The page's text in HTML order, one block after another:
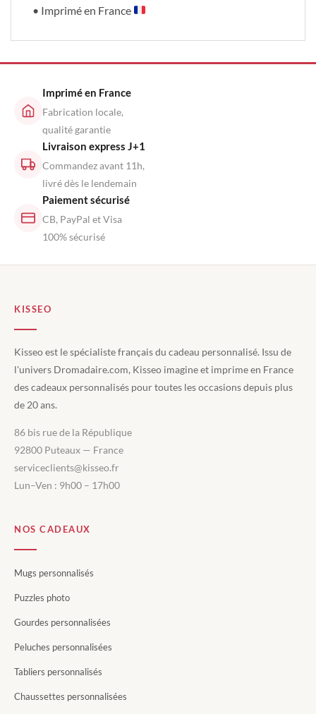
• Imprimé en France
Imprimé en France
Fabrication locale,
qualité garantie
Livraison express J+1
Commandez avant 11h,
livré dès le lendemain
Paiement sécurisé
CB, PayPal et Visa
100% sécurisé
KISSEO
Kisseo est le spécialiste français du cadeau personnalisé. Issu de
l'univers Dromadaire.com, Kisseo imagine et imprime en France
des cadeaux personnalisés pour toutes les occasions depuis plus
de 20 ans.
86 bis rue de la République
92800 Puteaux — France
serviceclients@kisseo.fr
Lun–Ven : 9h00 – 17h00
NOS CADEAUX
Mugs personnalisés
Puzzles photo
Gourdes personnalisées
Peluches personnalisées
Tabliers personnalisés
Chaussettes personnalisées